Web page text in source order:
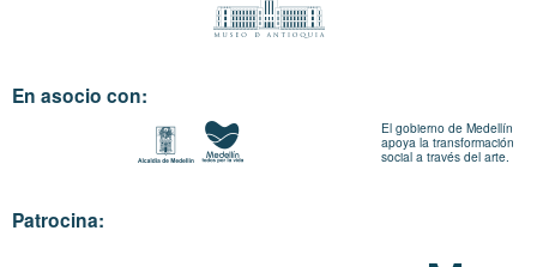
En asocio con:
El gobierno de Medellín
apoya la transformación
social a través del arte.
Patrocina: